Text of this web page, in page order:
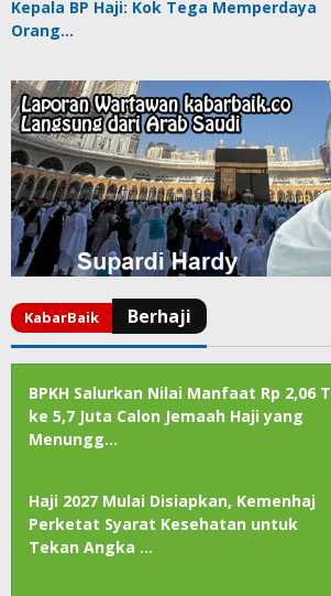
Kepala BP Haji: Kok Tega Memperdaya
Orang…
BPKH Salurkan Nilai Manfaat Rp 2,06 T
ke 5,7 Juta Calon Jemaah Haji yang
Menungg…
Haji 2027 Mulai Disiapkan, Kemenhaj
Perketat Syarat Kesehatan untuk
Tekan Angka …